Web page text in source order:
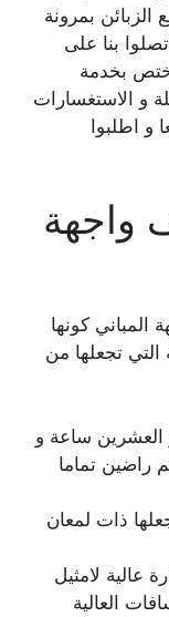
الزبائن بمرونة
بنا على
بخدمة
و الاستغسارات
و اطلبوا
واجهة
كونها
التي تجعلها من
العشرين ساعة و
راضين تماما
ذات لمعان
عالية لامثيل
العالية